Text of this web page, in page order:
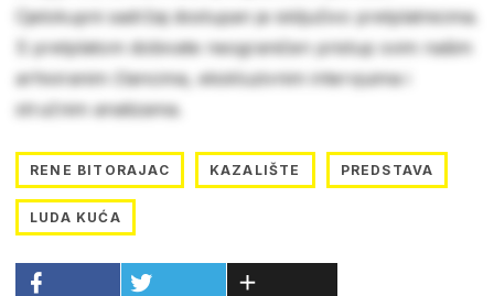
Cjelokupni sadržaj dostupan je isključivo pretplatnicima.
S pretplatom dobivate neograničen pristup svim našim
arhiviranim člancima, ekskluzivnim intervjuima i
stručnim analizama.
RENE BITORAJAC KAZALIŠTE PREDSTAVA
LUDA KUĆA